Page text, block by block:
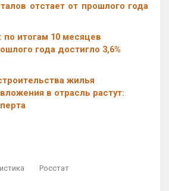
отстает от прошлого года
итогам 10 месяцев
года достигло 3,6%
жилья
в отрасль растут:
Росстат